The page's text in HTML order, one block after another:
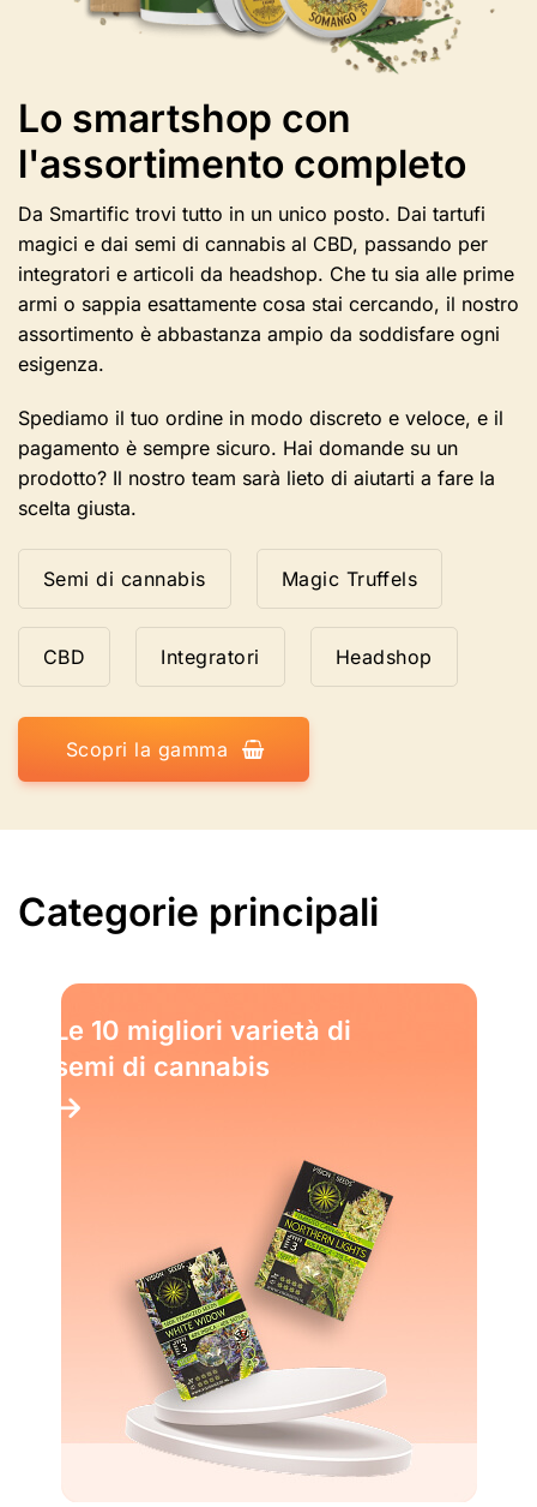
Lo smartshop con
l'assortimento completo
Da Smartific trovi tutto in un unico posto. Dai tartufi
magici e dai semi di cannabis al CBD, passando per
integratori e articoli da headshop. Che tu sia alle prime
armi o sappia esattamente cosa stai cercando, il nostro
assortimento è abbastanza ampio da soddisfare ogni
esigenza.
Spediamo il tuo ordine in modo discreto e veloce, e il
pagamento è sempre sicuro. Hai domande su un
prodotto? Il nostro team sarà lieto di aiutarti a fare la
scelta giusta.
Semi di cannabis Magic Truffels
CBD Integratori Headshop
Scopri la gamma
Categorie principali
Le 10 migliori varietà di
semi di cannabis